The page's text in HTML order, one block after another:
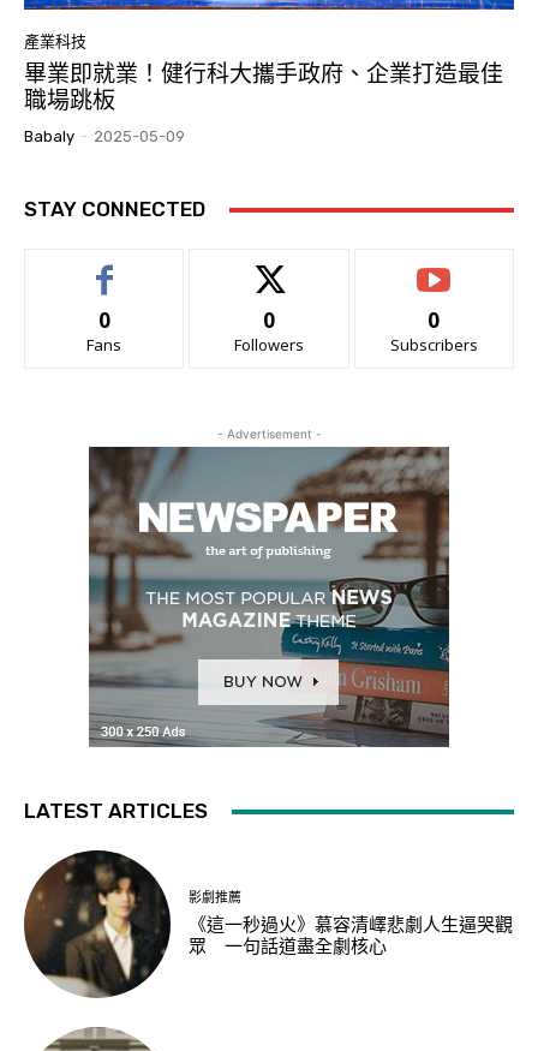
產業科技
畢業即就業！健行科大攜手政府、企業打造最佳
職場跳板
Babaly - 2025-05-09
STAY CONNECTED
0
Fans
0
Followers
0
Subscribers
- Advertisement -
LATEST ARTICLES
影劇推薦
《這一秒過火》慕容清嶧悲劇人生逼哭觀
眾 一句話道盡全劇核心